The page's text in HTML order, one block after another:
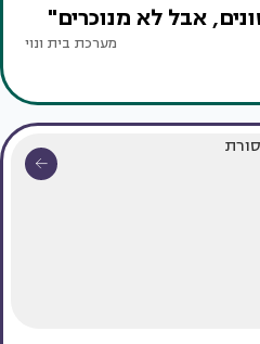
אבל לא מנוכרים"
מערכת בית ונוי